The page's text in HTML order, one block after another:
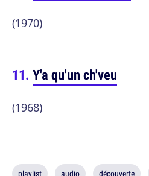
(1970)
Y'a qu'un ch'veu
(1968)
playlist audio découverte